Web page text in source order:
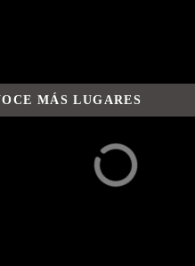
MÁS LUGARES